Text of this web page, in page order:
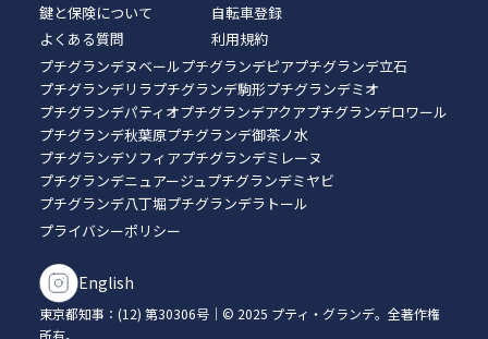
鍵と保険について
自転車登録
よくある質問
利用規約
プチグランデヌベールプチグランデピアプチグランデ立石
プチグランデリラプチグランデ駒形プチグランデミオ
プチグランデパティオプチグランデアクアプチグランデロワール
プチグランデ秋葉原プチグランデ御茶ノ水
プチグランデソフィアプチグランデミレーヌ
プチグランデニュアージュプチグランデミヤビ
プチグランデ八丁堀プチグランデラトール
プライバシーポリシー
English
東京都知事：(12) 第30306号｜© 2025 プティ・グランデ。全著作権
所有。